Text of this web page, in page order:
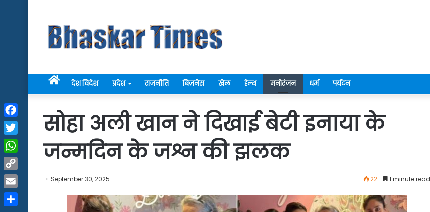
Homeदेश विदेश प्रदेश राजनीति बिज़नेस खेल हेल्थ मनोरंजन धर्म पर्यटन
सोहा अली खान ने दिखाई बेटी इनाया के
जन्मदिन के जश्न की झलक
September 30, 2025 22 1 minute read
Facebook
Twitter
WhatsApp
Copy
Link
Email